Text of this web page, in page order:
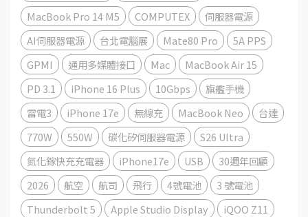
MacBook Pro 14 M5
COMPUTEX
伺服器電源
AI伺服器電源
台北電腦展 Mate80 Pro
5A PPS
GPMI
通用多媒體接口 Mac
MacBook Air 15
PD 3.1
iPhone 16 Plus 10Gbps
旗艦手機
雷電3
iPhone 17e 無線充 MacBook Neo
台達
770W
550W 碳化矽伺服器電源
S26 Ultra
氮化鎵快充充電器
iPhone17e USB
30週年回顧
2026
航空 航司 飛行 4號電池
3 號電池
Thunderbolt 5
Apple Studio Display
iQOO Z11